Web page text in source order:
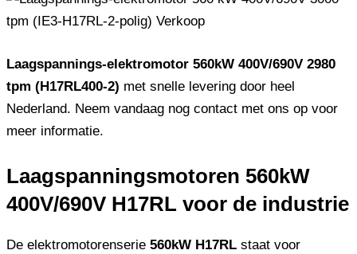
Laagspannings-elektromotor 560kW 400V/690V 2980
tpm (H17RL400-2) met snelle levering door heel
Nederland. Neem vandaag nog contact met ons op voor
meer informatie.
Laagspanningsmotoren 560kW
400V/690V H17RL voor de industrie
De elektromotorenserie 560kW H17RL staat voor